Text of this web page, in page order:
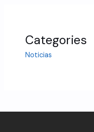
Categories
Noticias